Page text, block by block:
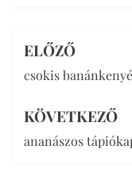
Bejegyzés
navigáció
ELŐZŐ
csokis
KÖVETKEZŐ
ananászos